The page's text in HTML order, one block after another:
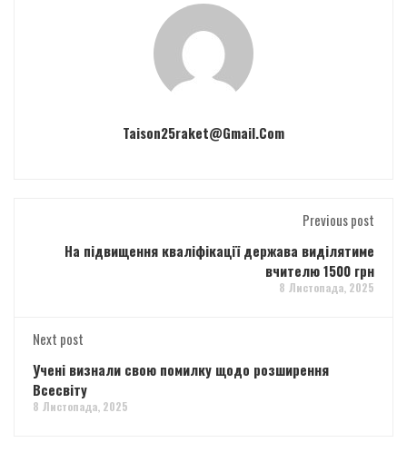
Taison25raket@gmail.com
Previous post
На підвищення кваліфікації держава виділятиме
вчителю 1500 грн
8 Листопада, 2025
Next post
Учені визнали свою помилку щодо розширення
Всесвіту
8 Листопада, 2025